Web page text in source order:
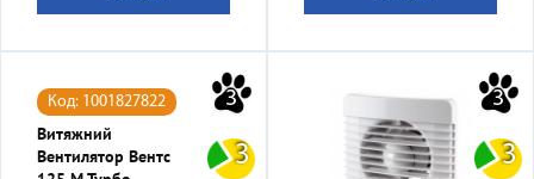
3
3
Код: 1001827822
Витяжний
Вентилятор Вентс
3
3